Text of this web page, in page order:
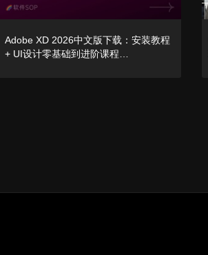
Adobe XD 2026中文版下载：安装教程
+ UI设计零基础到进阶课程